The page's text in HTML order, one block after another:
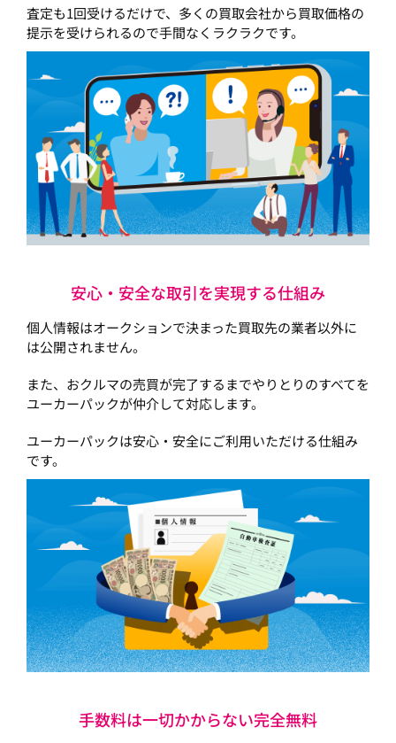
査定も1回受けるだけで、多くの買取会社から買取価格の
提示を受けられるので手間なくラクラクです。
安心・安全な取引を実現する仕組み
個人情報はオークションで決まった買取先の業者以外に
は公開されません。
また、おクルマの売買が完了するまでやりとりのすべてを
ユーカーパックが仲介して対応します。
ユーカーパックは安心・安全にご利用いただける仕組み
です。
手数料は一切かからない完全無料